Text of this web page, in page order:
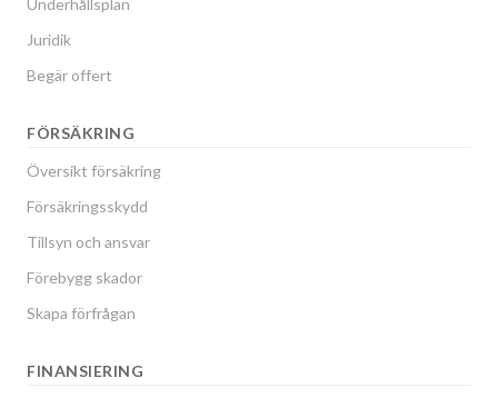
Underhållsplan
Juridik
Begär offert
FÖRSÄKRING
Översikt försäkring
Försäkringsskydd
Tillsyn och ansvar
Förebygg skador
Skapa förfrågan
FINANSIERING